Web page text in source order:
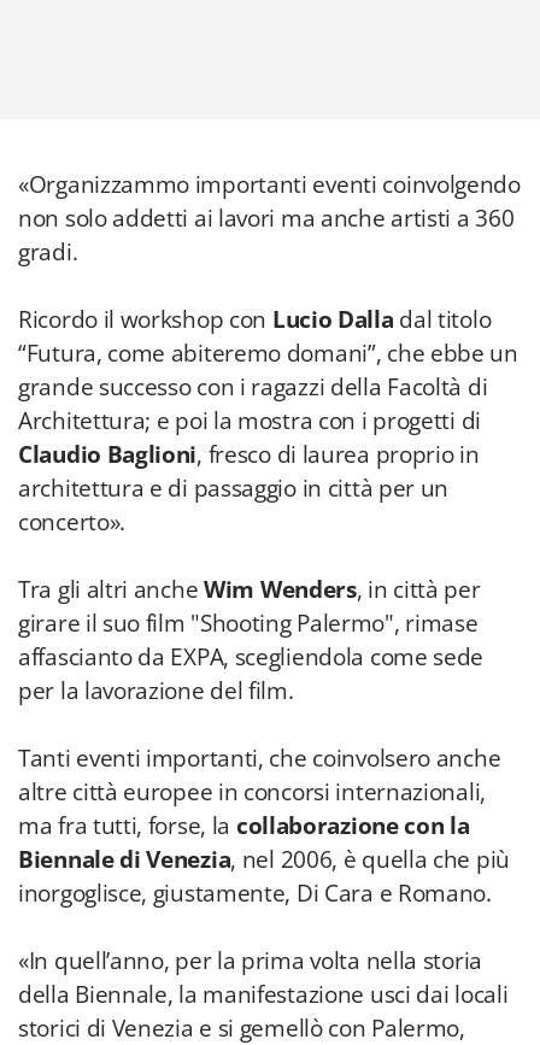
«Organizzammo importanti eventi coinvolgendo
non solo addetti ai lavori ma anche artisti a 360
gradi.
Ricordo il workshop con Lucio Dalla dal titolo
“Futura, come abiteremo domani”, che ebbe un
grande successo con i ragazzi della Facoltà di
Architettura; e poi la mostra con i progetti di
Claudio Baglioni, fresco di laurea proprio in
architettura e di passaggio in città per un
concerto».
Tra gli altri ancheWim Wenders, in città per
girare il suo film "Shooting Palermo", rimase
affascianto da EXPA, scegliendola come sede
per la lavorazione del film.
Tanti eventi importanti, che coinvolsero anche
altre città europee in concorsi internazionali,
ma fra tutti, forse, la collaborazione con la
Biennale di Venezia, nel 2006, è quella che più
inorgoglisce, giustamente, Di Cara e Romano.
«In quell’anno, per la prima volta nella storia
della Biennale, la manifestazione usci dai locali
storici di Venezia e si gemellò con Palermo,